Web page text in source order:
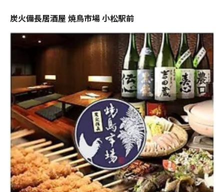
炭火備長居酒屋 焼鳥市場 小松駅前